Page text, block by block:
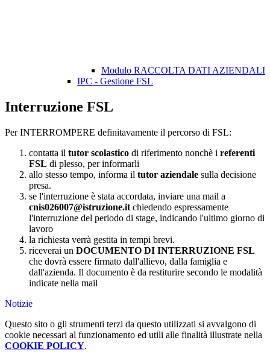
Modulo RACCOLTA DATI AZIENDALI
IPC - Gestione FSL
Interruzione FSL
Per INTERROMPERE definitavamente il percorso di FSL:
contatta il tutor scolastico di riferimento nonchè i referenti
FSL di plesso, per informarli
allo stesso tempo, informa il tutor aziendale sulla decisione
presa.
se l'interruzione è stata accordata, inviare una mail a
cnis026007@istruzione.it chiedendo espressamente
l'interruzione del periodo di stage, indicando l'ultimo giorno di
lavoro
la richiesta verrà gestita in tempi brevi.
riceverai un DOCUMENTO DI INTERRUZIONE FSL
che dovrà essere firmato dall'allievo, dalla famiglia e
dall'azienda. Il documento è da restiturire secondo le modalità
indicate nella mail
Notizie
Questo sito o gli strumenti terzi da questo utilizzati si avvalgono di
cookie necessari al funzionamento ed utili alle finalità illustrate nella
COOKIE POLICY.